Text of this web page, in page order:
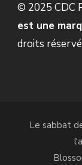
© 2025 CDC
est une
droits
Le sabbat